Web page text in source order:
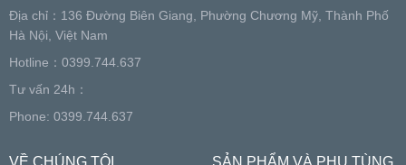
Địa chỉ：136 Đường Biên Giang, Phường Chương Mỹ, Thành Phố
Hà Nội, Việt Nam
Hotline：0399.744.637
Tư vấn 24h：
Phone: 0399.744.637